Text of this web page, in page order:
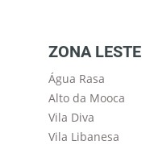
ZONA LESTE
Água Rasa
Alto da Mooca
Vila Diva
Vila Libanesa